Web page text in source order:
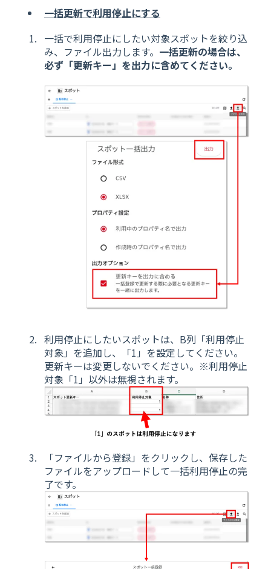
一括更新で利用停止にする
一括で利用停止にしたい対象スポットを絞り込
み、ファイル出力します。 一括更新の場合は、
必ず「更新キー」を出力に含めてください。
利用停止にしたいスポットは、B列「利用停止
対象」を追加し、「1」を設定してください。
更新キーは変更しないでください。※利用停止
対象「1」以外は無視されます。
「ファイルから登録」をクリックし、保存した
ファイルをアップロードして一括利用停止の完
了です。